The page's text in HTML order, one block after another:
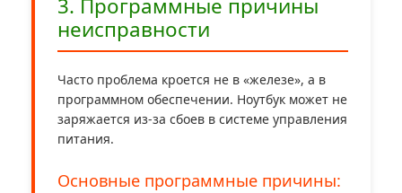
3. Программные причины
неисправности
Часто проблема кроется не в «железе», а в
программном обеспечении. Ноутбук может не
заряжается из-за сбоев в системе управления
питания.
Основные программные причины: